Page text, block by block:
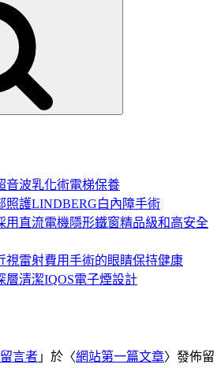
音波乳化術電梯保養
照護LINDBERG白內障手術
用直流電機隱形鐵窗精品級和高安全
視雷射費用手術的眼睛保持健康
層清潔IQOS電子煙設計
言者 」於〈網站第一篇文章〉發佈留